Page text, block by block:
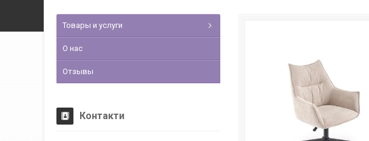
Товары и услуги
О нас
Отзывы
Контакти